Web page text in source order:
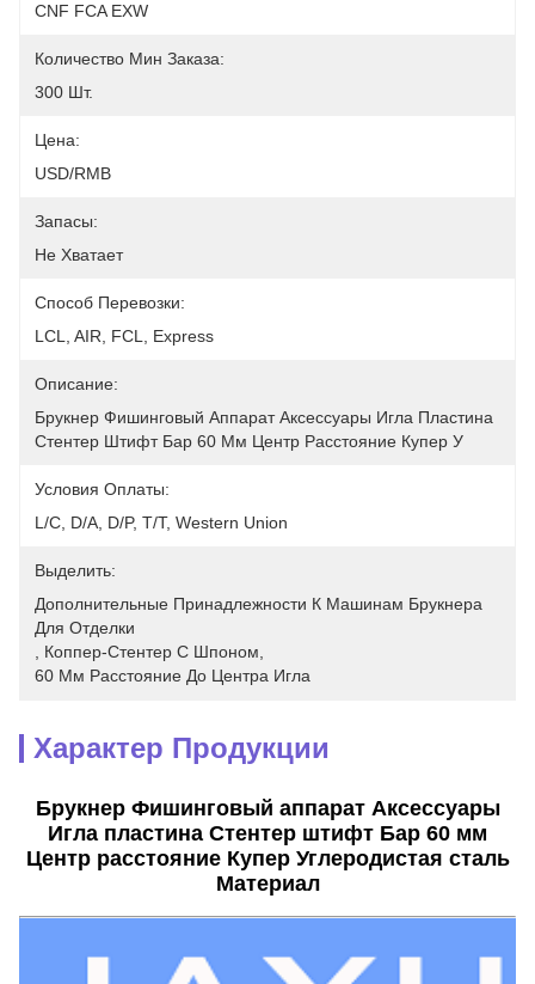
CNF FCA EXW
Количество Мин Заказа:
300 Шт.
Цена:
USD/RMB
Запасы:
Не Хватает
Способ Перевозки:
LCL, AIR, FCL, Express
Описание:
Брукнер Фишинговый Аппарат Аксессуары Игла Пластина
Стентер Штифт Бар 60 Мм Центр Расстояние Купер У
Условия Оплаты:
L/C, D/A, D/P, T/T, Western Union
Выделить:
Дополнительные Принадлежности К Машинам Брукнера
Для Отделки
Коппер-Стентер С Шпоном
60 Мм Расстояние До Центра Игла
Характер Продукции
Брукнер Фишинговый аппарат Аксессуары
Игла пластина Стентер штифт Бар 60 мм
Центр расстояние Купер Углеродистая сталь
Материал